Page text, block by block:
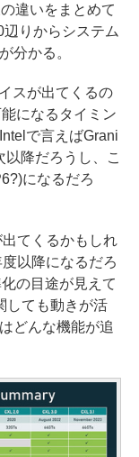
違いをまとめて
りからシステム
分かる。
スが出てくるの
になるタイミン
で言えばGrani
降だろうし、こ
になるだろ
てくるかもしれ
以降になるだろ
の目途が見えて
しても動きが活
どんな機能が追